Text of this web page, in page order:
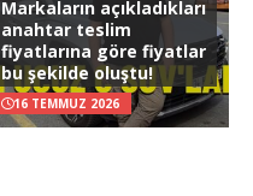
Markaların açıkladıkları
anahtar teslim
fiyatlarına göre fiyatlar
bu şekilde oluştu!
16 TEMMUZ 2026